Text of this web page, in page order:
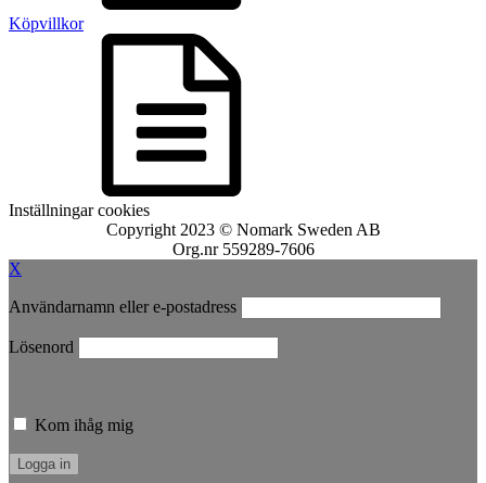
Köpvillkor
Inställningar cookies
Copyright 2023 © Nomark Sweden AB
Org.nr 559289-7606
X
Användarnamn eller e-postadress
Lösenord
Kom ihåg mig